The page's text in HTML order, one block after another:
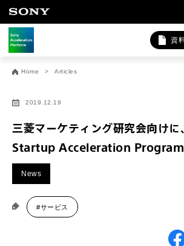
資
Home Articles
2019.12.19
三菱マーケティング研究会向け
Startup Acceleration Program
News
#サービス
お問い合わせ
法人向けサービスに関するご相談・お問い
法人お問い合わせ
FAQ&個人お問い合わせは以下のボタンか
FAQ & 個人お問い合わせ